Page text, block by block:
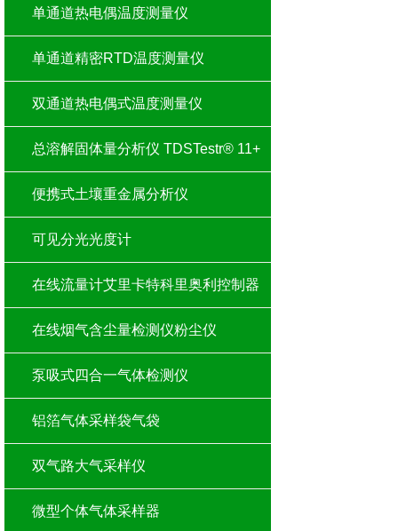
单通道热电偶温度测量仪
单通道精密RTD温度测量仪
双通道热电偶式温度测量仪
总溶解固体量分析仪 TDSTestr® 11+
便携式土壤重金属分析仪
可见分光光度计
在线流量计艾里卡特科里奥利控制器
在线烟气含尘量检测仪粉尘仪
泵吸式四合一气体检测仪
铝箔气体采样袋气袋
双气路大气采样仪
微型个体气体采样器